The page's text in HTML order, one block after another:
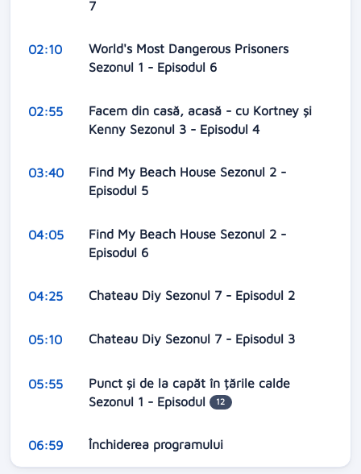
7
02:10
World's Most Dangerous Prisoners
Sezonul 1 - Episodul 6
02:55
Facem din casă, acasă - cu Kortney și
Kenny Sezonul 3 - Episodul 4
03:40
Find My Beach House Sezonul 2 -
Episodul 5
04:05
Find My Beach House Sezonul 2 -
Episodul 6
04:25 Chateau Diy Sezonul 7 - Episodul 2
05:10 Chateau Diy Sezonul 7 - Episodul 3
05:55
Punct și de la capăt în țările calde
Sezonul 1 - Episodul
12
06:59 Închiderea programului